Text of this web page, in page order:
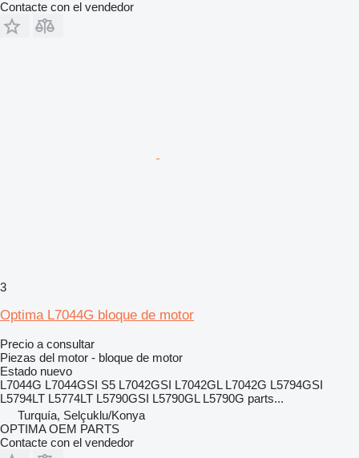
Contacte con el vendedor
3
Optima L7044G bloque de motor
Precio a consultar
Piezas del motor - bloque de motor
Estado nuevo
L7044G L7044GSI S5 L7042GSI L7042GL L7042G L5794GSI
L5794LT L5774LT L5790GSI L5790GL L5790G parts...
Turquía, Selçuklu/Konya
OPTIMA OEM PARTS
Contacte con el vendedor